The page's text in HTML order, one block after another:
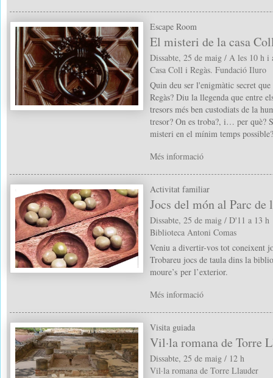
Escape Room
El misteri de la casa
Dissabte, 25 de maig / A les 10 h i
Casa Coll i Regàs. Fundació Iluro
Quin deu ser l'enigmàtic secret
Regàs? Diu la llegenda que entre
tresors més ben custodiats de la
tresor? On es troba?, i… per què?
misteri en el mínim temps possible?
Més informació
Activitat familiar
Jocs del món al Parc de
Dissabte, 25 de maig / D'11 a 13 h
Biblioteca Antoni Comas
Veniu a divertir-vos tot coneixent
Trobareu jocs de taula dins la
moure’s per l’exterior.
Més informació
Visita guiada
Vil·la romana de Torre
Dissabte, 25 de maig / 12 h
Vil·la romana de Torre Llauder